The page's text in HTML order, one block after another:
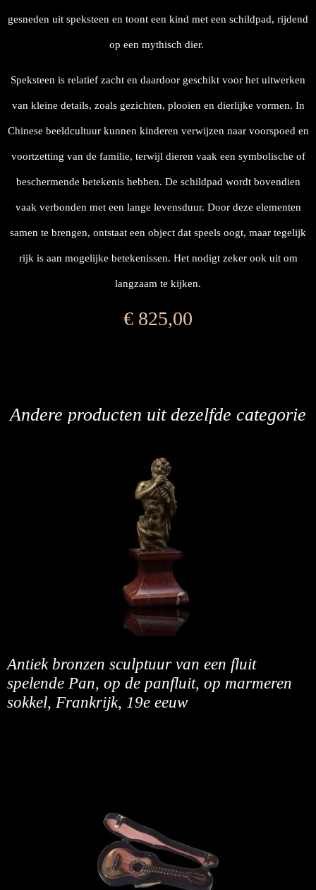
gesneden uit speksteen en toont een kind met een schildpad, rijdend
op een mythisch dier.
Speksteen is relatief zacht en daardoor geschikt voor het uitwerken
van kleine details, zoals gezichten, plooien en dierlijke vormen. In
Chinese beeldcultuur kunnen kinderen verwijzen naar voorspoed en
voortzetting van de familie, terwijl dieren vaak een symbolische of
beschermende betekenis hebben. De schildpad wordt bovendien
vaak verbonden met een lange levensduur. Door deze elementen
samen te brengen, ontstaat een object dat speels oogt, maar tegelijk
rijk is aan mogelijke betekenissen. Het nodigt zeker ook uit om
langzaam te kijken.
€ 825,00
Andere producten uit dezelfde categorie
Antiek bronzen sculptuur van een fluit
spelende Pan, op de panfluit, op marmeren
sokkel, Frankrijk, 19e eeuw